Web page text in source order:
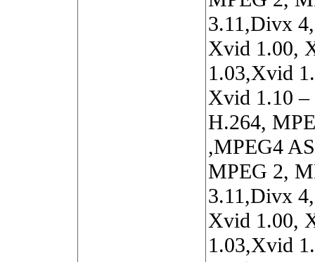
3.11,Divx
Xvid 1.00,
1.03,Xvid
Xvid 1.10 –
H.264,
,MPEG4
MPEG 2,
3.11,Divx
Xvid 1.00,
1.03,Xvid